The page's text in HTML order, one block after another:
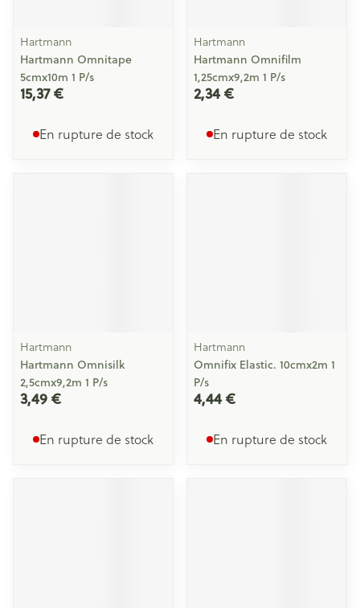
Hartmann
Hartmann Omnitape
5cmx10m 1 P/s
15,37 €
En rupture de stock
Hartmann
Hartmann Omnifilm
1,25cmx9,2m 1 P/s
2,34 €
En rupture de stock
Hartmann
Hartmann Omnisilk
2,5cmx9,2m 1 P/s
3,49 €
En rupture de stock
Hartmann
Omnifix Elastic. 10cmx2m 1
P/s
4,44 €
En rupture de stock